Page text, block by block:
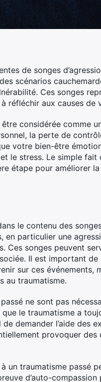
de songes
scénarios
Ces songes
réfléchir aux causes de
être considérée comme
la perte de
votre bien-être
le stress. Le simple
étape pour améliorer
le contenu des
en particulier une
Ces songes peuvent
Il est important
sur ces événements,
au traumatisme.
ne sont pas
le traumatisme a
demander l’aide des
provoquer des
un traumatisme passé
d’auto-compassion